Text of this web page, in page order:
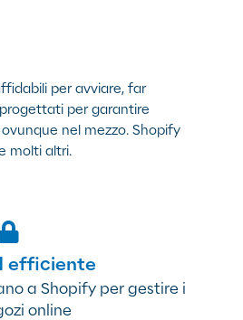
per avviare, far
per garantire
nel mezzo. Shopify
molti altri.
efficiente
a Shopify per gestire i
online